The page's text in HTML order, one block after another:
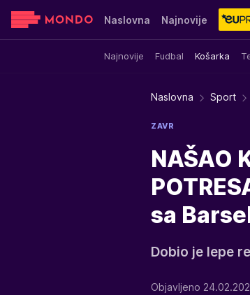
Naslovna Najnovije
Najnovije Fudbal Košarka
Sensa Stvar ukusa
Naslovna Sport
ZAVR
NAŠAO
sa
Dobio je lepe
Objavljeno